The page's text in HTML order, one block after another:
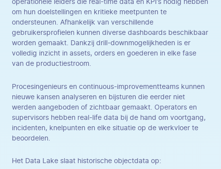
operationele leiders die real-time data en KPI’s nodig hebben
om hun doelstellingen en kritieke meetpunten te
ondersteunen. Afhankelijk van verschillende
gebruikersprofielen kunnen diverse dashboards beschikbaar
worden gemaakt. Dankzij drill-downmogelijkheden is er
volledig inzicht in assets, orders en goederen in elke fase
van de productiestroom.
Procesingenieurs en continuous-improvementteams kunnen
nieuwe kansen analyseren en bijsturen die eerder niet
werden aangeboden of zichtbaar gemaakt. Operators en
supervisors hebben real-life data bij de hand om voortgang,
incidenten, knelpunten en elke situatie op de werkvloer te
beoordelen.
Het Data Lake slaat historische objectdata op: